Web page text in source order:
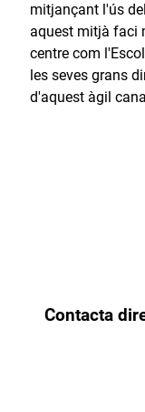
mitjançant l'ús
aquest mitjà faci
centre com
les seves grans
d'aquest àgil
Contacta